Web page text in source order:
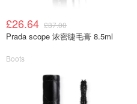
£26.64 £37.00
Prada scope 浓密睫毛膏 8.5ml
Boots